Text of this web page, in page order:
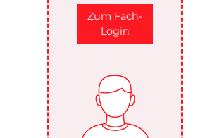
Zum Fach-
Login